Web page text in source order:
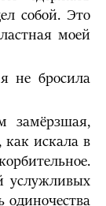
собой. Это
моей
не бросила
замёрзшая,
как искала в
услужливых
одиночества